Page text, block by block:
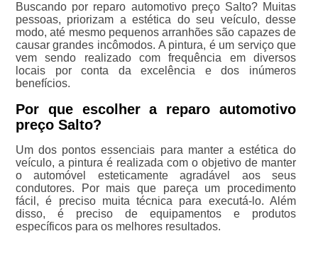
Buscando por reparo automotivo preço Salto? Muitas
pessoas, priorizam a estética do seu veículo, desse
modo, até mesmo pequenos arranhões são capazes de
causar grandes incômodos. A pintura, é um serviço que
vem sendo realizado com frequência em diversos
locais por conta da excelência e dos inúmeros
benefícios.
Por que escolher a reparo automotivo
preço Salto?
Um dos pontos essenciais para manter a estética do
veículo, a pintura é realizada com o objetivo de manter
o automóvel esteticamente agradável aos seus
condutores. Por mais que pareça um procedimento
fácil, é preciso muita técnica para executá-lo. Além
disso, é preciso de equipamentos e produtos
específicos para os melhores resultados.